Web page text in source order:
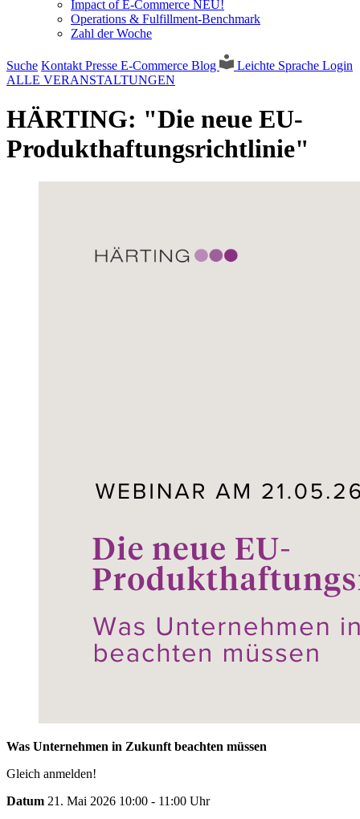
Impact of E-Commerce NEU!
Operations & Fulfillment-Benchmark
Zahl der Woche
Suche Kontakt Presse E-Commerce Blog Leichte Sprache Login
ALLE VERANSTALTUNGEN
HÄRTING: "Die neue EU-
Produkthaftungsrichtlinie"
Was Unternehmen in Zukunft beachten müssen
Gleich anmelden!
Datum 21. Mai 2026 10:00 - 11:00 Uhr